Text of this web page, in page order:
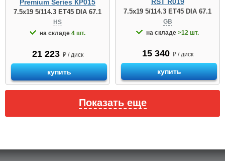
Premium Series КР015
7.5x19 5/114.3 ET45 DIA 67.1
HS
на складе 4 шт.
21 223 ₽ / диск
купить
7.5x19 5/114.3 ET45 DIA 67.1
GB
на складе >12 шт.
15 340 ₽ / диск
купить
Показать еще